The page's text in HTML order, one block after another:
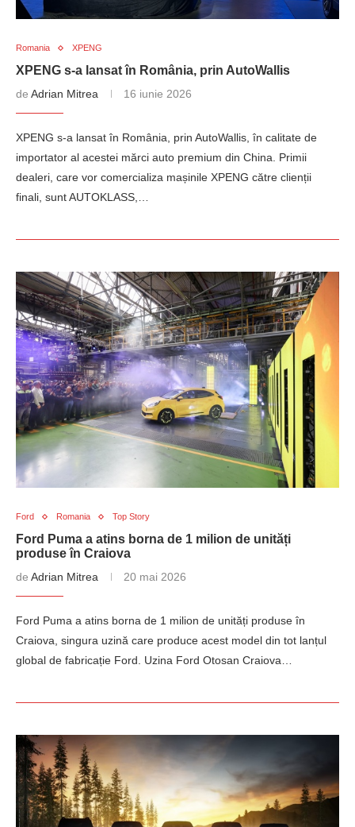
Romania XPENG
XPENG s-a lansat în România, prin AutoWallis
de Adrian Mitrea 16 iunie 2026
XPENG s-a lansat în România, prin AutoWallis, în calitate de
importator al acestei mărci auto premium din China. Primii
dealeri, care vor comercializa mașinile XPENG către clienții
finali, sunt AUTOKLASS,…
Ford Romania Top Story
Ford Puma a atins borna de 1 milion de unități
produse în Craiova
de Adrian Mitrea 20 mai 2026
Ford Puma a atins borna de 1 milion de unități produse în
Craiova, singura uzină care produce acest model din tot lanțul
global de fabricație Ford. Uzina Ford Otosan Craiova…